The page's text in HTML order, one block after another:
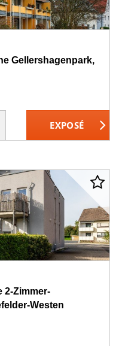
Gellershagenpark,
2-Zimmer-
Westen